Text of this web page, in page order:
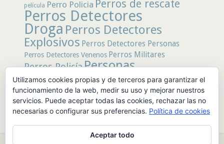
película Perro Policia Perros de rescate
Perros Detectores
Droga Perros Detectores
Explosivos Perros Detectores Personas
Perros Detectores Venenos Perros Militares
Perros PolicíaPersonas
Desaparecidas Policía Policía Local
Policía Nacionalrastro rescate Restos
humanosTerremoto Tertulias Caninas Unidad
canina Veneno Video
Utilizamos cookies propias y de terceros para garantizar el
funcionamiento de la web, medir su uso y mejorar nuestros
servicios. Puede aceptar todas las cookies, rechazar las no
necesarias o configurar sus preferencias. Política de cookies
Aceptar todo